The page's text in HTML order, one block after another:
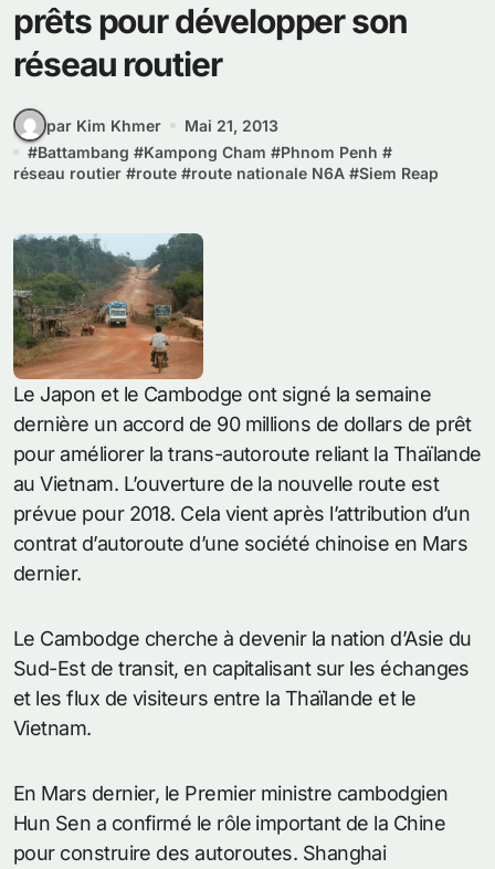
prêts pour développer son
réseau routier
par Kim Khmer
Mai 21, 2013
#Battambang #Kampong Cham #Phnom Penh #
réseau routier #route #route nationale N6A #Siem Reap
Le Japon et le Cambodge ont signé la semaine
dernière un accord de 90 millions de dollars de prêt
pour améliorer la trans-autoroute reliant la Thaïlande
au Vietnam. L’ouverture de la nouvelle route est
prévue pour 2018. Cela vient après l’attribution d’un
contrat d’autoroute d’une société chinoise en Mars
dernier.
Le Cambodge cherche à devenir la nation d’Asie du
Sud-Est de transit, en capitalisant sur les échanges
et les flux de visiteurs entre la Thaïlande et le
Vietnam.
En Mars dernier, le Premier ministre cambodgien
Hun Sen a confirmé le rôle important de la Chine
pour construire des autoroutes. Shanghai